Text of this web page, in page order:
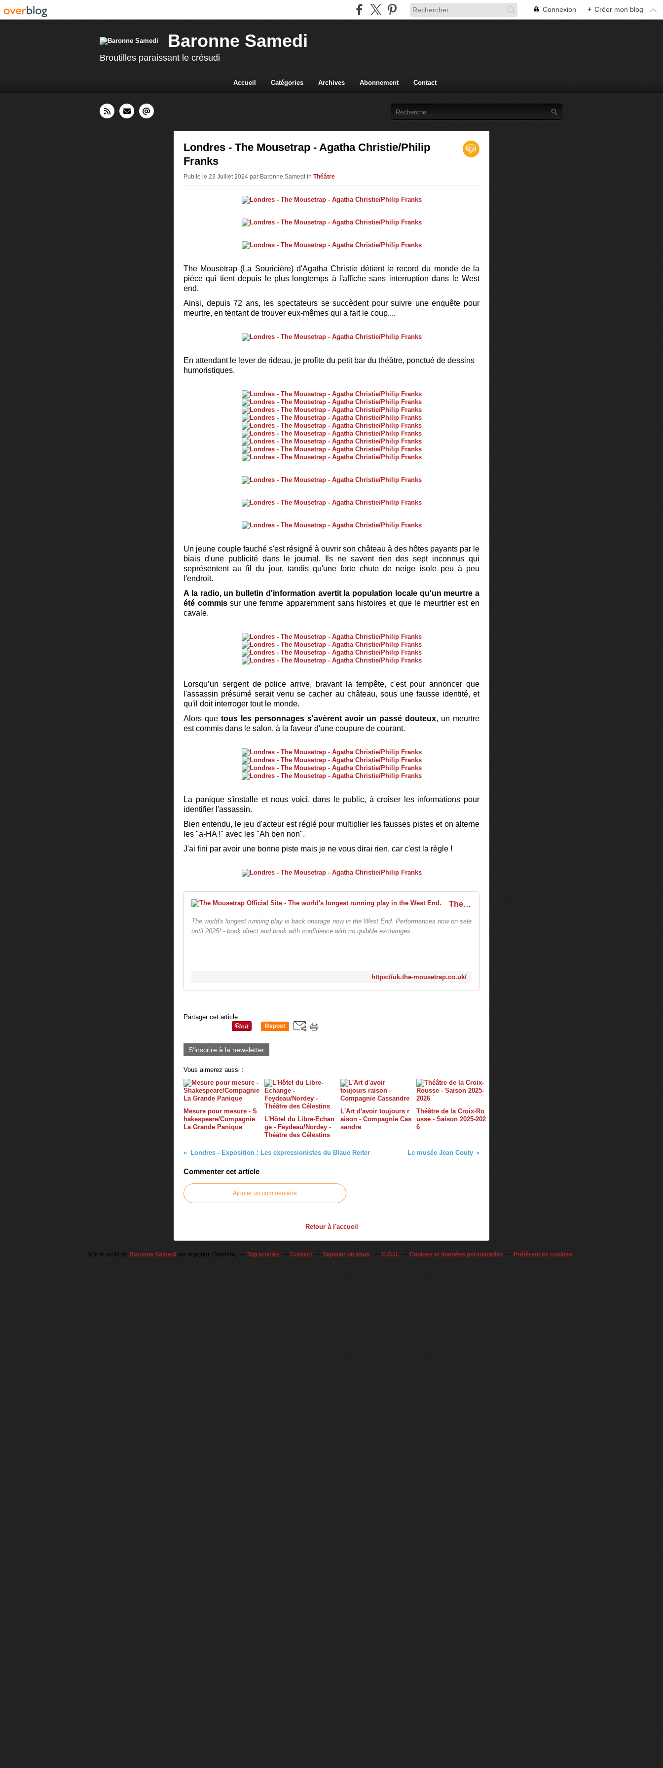
Connexion + Créer mon blog
Baronne Samedi
Broutilles paraissant le crésudi
Accueil Catégories Archives Abonnement Contact
Londres - The Mousetrap - Agatha Christie/Philip
Franks
Publié le 23 Juillet 2024 par Baronne Samedi in Théâtre
The Mousetrap (La Souricière) d'Agatha Christie détient le record du monde de la
pièce qui tient depuis le plus longtemps à l'affiche sans interruption dans le West
end.
Ainsi, depuis 72 ans, les spectateurs se succèdent pour suivre une enquête pour
meurtre, en tentant de trouver eux-mêmes qui a fait le coup....
En attendant le lever de rideau, je profite du petit bar du théâtre, ponctué de dessins
humoristiques.
Un jeune couple fauché s'est résigné à ouvrir son château à des hôtes payants par le
biais d'une publicité dans le journal. Ils ne savent rien des sept inconnus qui
seprésentent au fil du jour, tandis qu'une forte chute de neige isole peu à peu
l'endroit.
A la radio, un bulletin d'information avertit la population locale qu'un meurtre a
été commissur une femme apparemment sans histoires et que le meurtrier est en
cavale.
Lorsqu’un sergent de police arrive, bravant la tempête, c'est pour annoncer que
l'assassin présumé serait venu se cacher au château, sous une fausse identité, et
qu'il doit interroger tout le monde.
Alors que tous les personnages s'avèrent avoir un passé douteux, un meurtre
est commis dans le salon, à la faveur d'une coupure de courant.
La panique s'installe et nous voici, dans le public, à croiser les informations pour
identifier l'assassin.
Bien entendu, le jeu d'acteur est réglé pour multiplier les fausses pistes et on alterne
les "a-HA !" avec les "Ah ben non".
J'ai fini par avoir une bonne piste mais je ne vous dirai rien, car c'est la règle !
The Mousetrap Official Site - The world's longest running play in the West End.
The world's longest running play is back onstage now in the West End. Performances now on sale
until 2025! - book direct and book with confidence with no quibble exchanges.
https://uk.the-mousetrap.co.uk/
Partager cet article
Repost
S'inscrire à la newsletter
Vous aimerez aussi :
Mesure pour mesure - S
hakespeare/Compagnie
La Grande Panique
L'Hôtel du Libre-Echan
ge - Feydeau/Nordey -
Théâtre des Célestins
L'Art d'avoir toujours r
aison - Compagnie Cas
sandre
Théâtre de la Croix-Ro
usse - Saison 2025-202
6
Londres - Exposition : Les expressionistes du Blaue Reiter Le musée Jean Couty
Commenter cet article
Ajouter un commentaire
Retour à l'accueil
Voir le profil de Baronne Samedi sur le portail Overblog Top articles Contact Signaler un abus C.G.U. Cookies et données personnelles Préférences cookies